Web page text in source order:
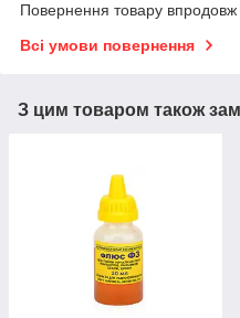
Повернення товару впродовж
Всі умови повернення
З цим товаром також